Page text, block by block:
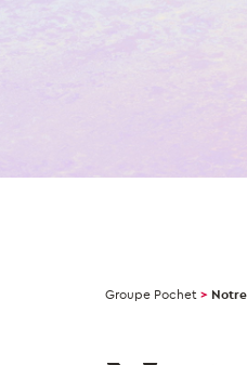
Groupe Pochet >